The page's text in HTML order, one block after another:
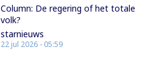
Column: De regering of het totale
volk?
starnieuws
22 jul 2026 - 05:59